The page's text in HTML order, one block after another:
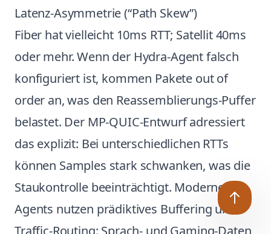
Latenz-Asymmetrie (“Path Skew”)
Fiber hat vielleicht 10ms RTT; Satellit 40ms
oder mehr. Wenn der Hydra-Agent falsch
konfiguriert ist, kommen Pakete out of
order an, was den Reassemblierungs-Puffer
belastet. Der MP-QUIC-Entwurf adressiert
das explizit: Bei unterschiedlichen RTTs
können Samples stark schwanken, was die
Staukontrolle beeinträchtigt. Moderne
Agents nutzen prädiktives Buffering und
Traffic-Routing: Sprach- und Gaming-Daten